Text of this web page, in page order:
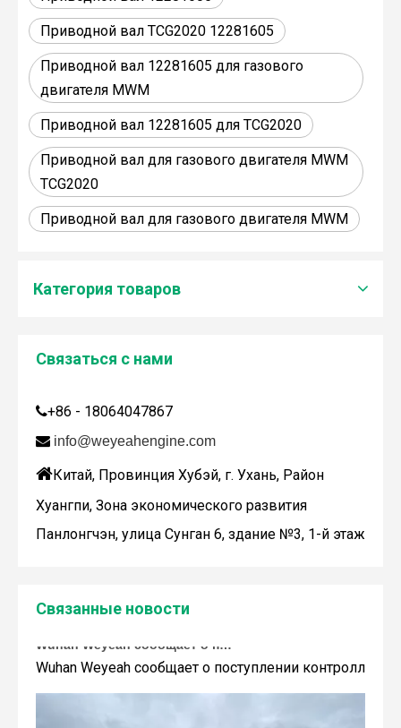
Приводной вал TCG2020 12281605
Приводной вал 12281605 для газового
двигателя MWM
Приводной вал 12281605 для TCG2020
Приводной вал для газового двигателя MWM
TCG2020
Приводной вал для газового двигателя MWM
Категория товаров
Связаться с нами
+86 - 18064047867
 info@weyeahengine.com
Китай, Провинция Хубэй, г. Ухань, Район
Хуангпи, Зона экономического развития
Панлонгчэн, улица Сунган 6, здание №3, 1-й этаж
Связанные новости
WY200673
Wuhan Weyeah сообщает о поступлении